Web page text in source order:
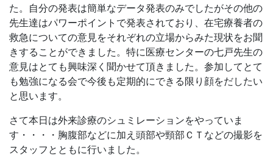
た。自分の発表は簡単なデータ発表のみでしたがその他の
先生達はパワーポイントで発表されており、在宅療養者の
救急についての意見をそれぞれの立場からみた現状をお聞
きすることができました。特に医療センターの七戸先生の
意見はとても興味深く聞かせて頂きました。参加してとて
も勉強になる会で今後も定期的にできる限り顔をだしたい
と思います。
さて本日は外来診療のシュミレーションをやっていま
す・・・・胸腹部などに加え頭部や頸部ＣＴなどの撮影を
スタッフとともに行いました。